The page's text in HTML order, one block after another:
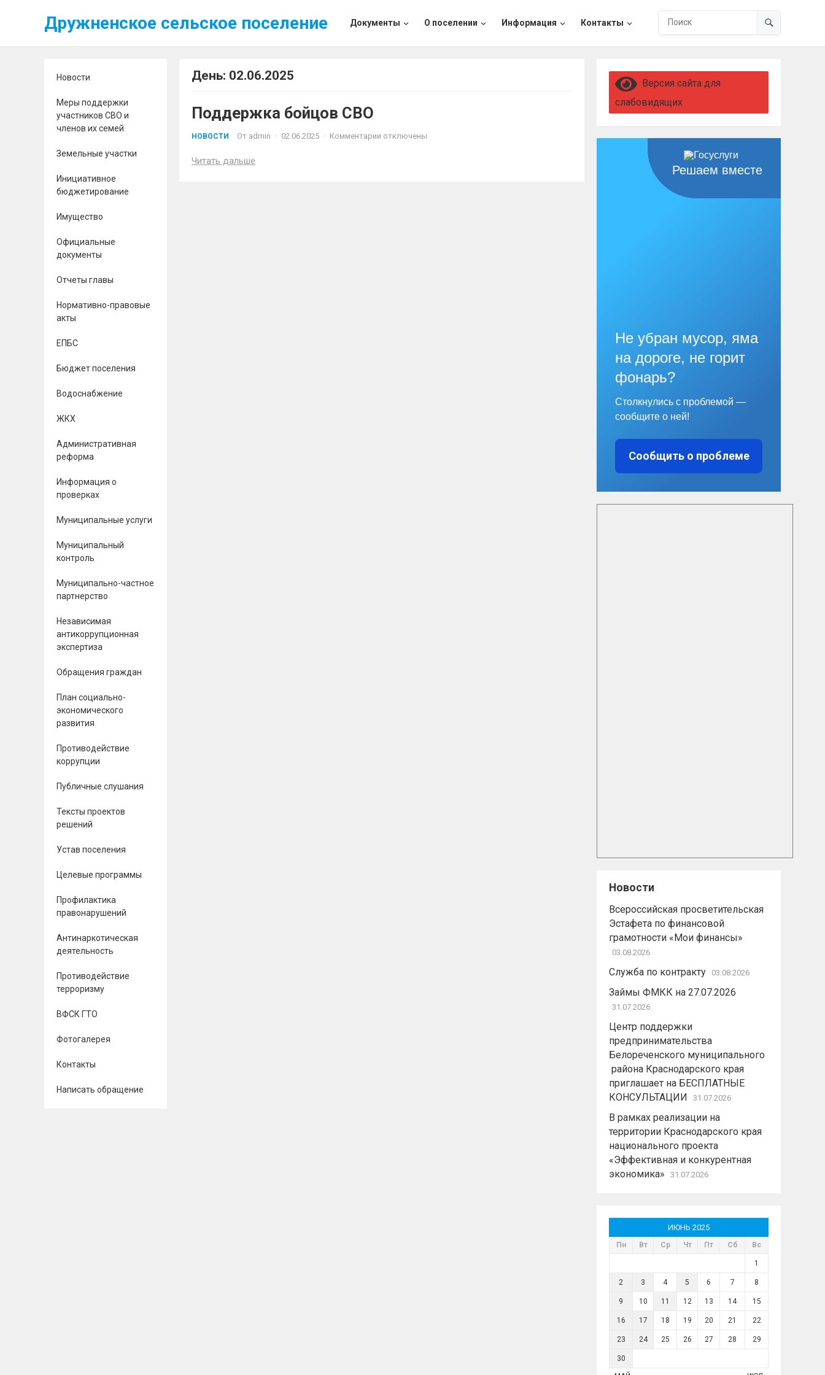
Дружненское сельское поселение Документы О поселении Информация Контакты
Новости
Меры поддержки
участников СВО и
членов их семей
Земельные участки
Инициативное
бюджетирование
Имущество
Официальные
документы
Отчеты главы
Нормативно-правовые
акты
ЕПБС
Бюджет поселения
Водоснабжение
ЖКХ
Административная
реформа
Информация о
проверках
Муниципальные услуги
Муниципальный
контроль
Муниципально-частное
партнерство
Независимая
антикоррупционная
экспертиза
Обращения граждан
План социально-
экономического
развития
Противодействие
коррупции
Публичные слушания
Тексты проектов
решений
Устав поселения
Целевые программы
Профилактика
правонарушений
Антинаркотическая
деятельность
Противодействие
терроризму
ВФСК ГТО
Фотогалерея
Контакты
Написать обращение
День: 02.06.2025
Поддержка бойцов СВО
НОВОСТИ От admin · 02.06.2025 · Комментарии отключены
Читать дальше
Версия сайта для
слабовидящих
Решаем вместе
Не убран мусор, яма
на дороге, не горит
фонарь?
Столкнулись с проблемой —
сообщите о ней!
Сообщить о проблеме
Новости
Всероссийская просветительская
Эстафета по финансовой
грамотности «Мои финансы»
03.08.2026
Служба по контракту 03.08.2026
Займы ФМКК на 27.07.2026
31.07.2026
Центр поддержки
предпринимательства
Белореченского муниципального
района Краснодарского края
приглашает на БЕСПЛАТНЫЕ
КОНСУЛЬТАЦИИ
31.07.2026
В рамках реализации на
территории Краснодарского края
национального проекта
«Эффективная и конкурентная
экономика»
31.07.2026
ИЮНЬ 2025
Пн Вт Ср Чт Пт Сб Вс
1
2 3 4 5 6 7 8
9 10 11 12 13 14 15
16 17 18 19 20 21 22
23 24 25 26 27 28 29
30